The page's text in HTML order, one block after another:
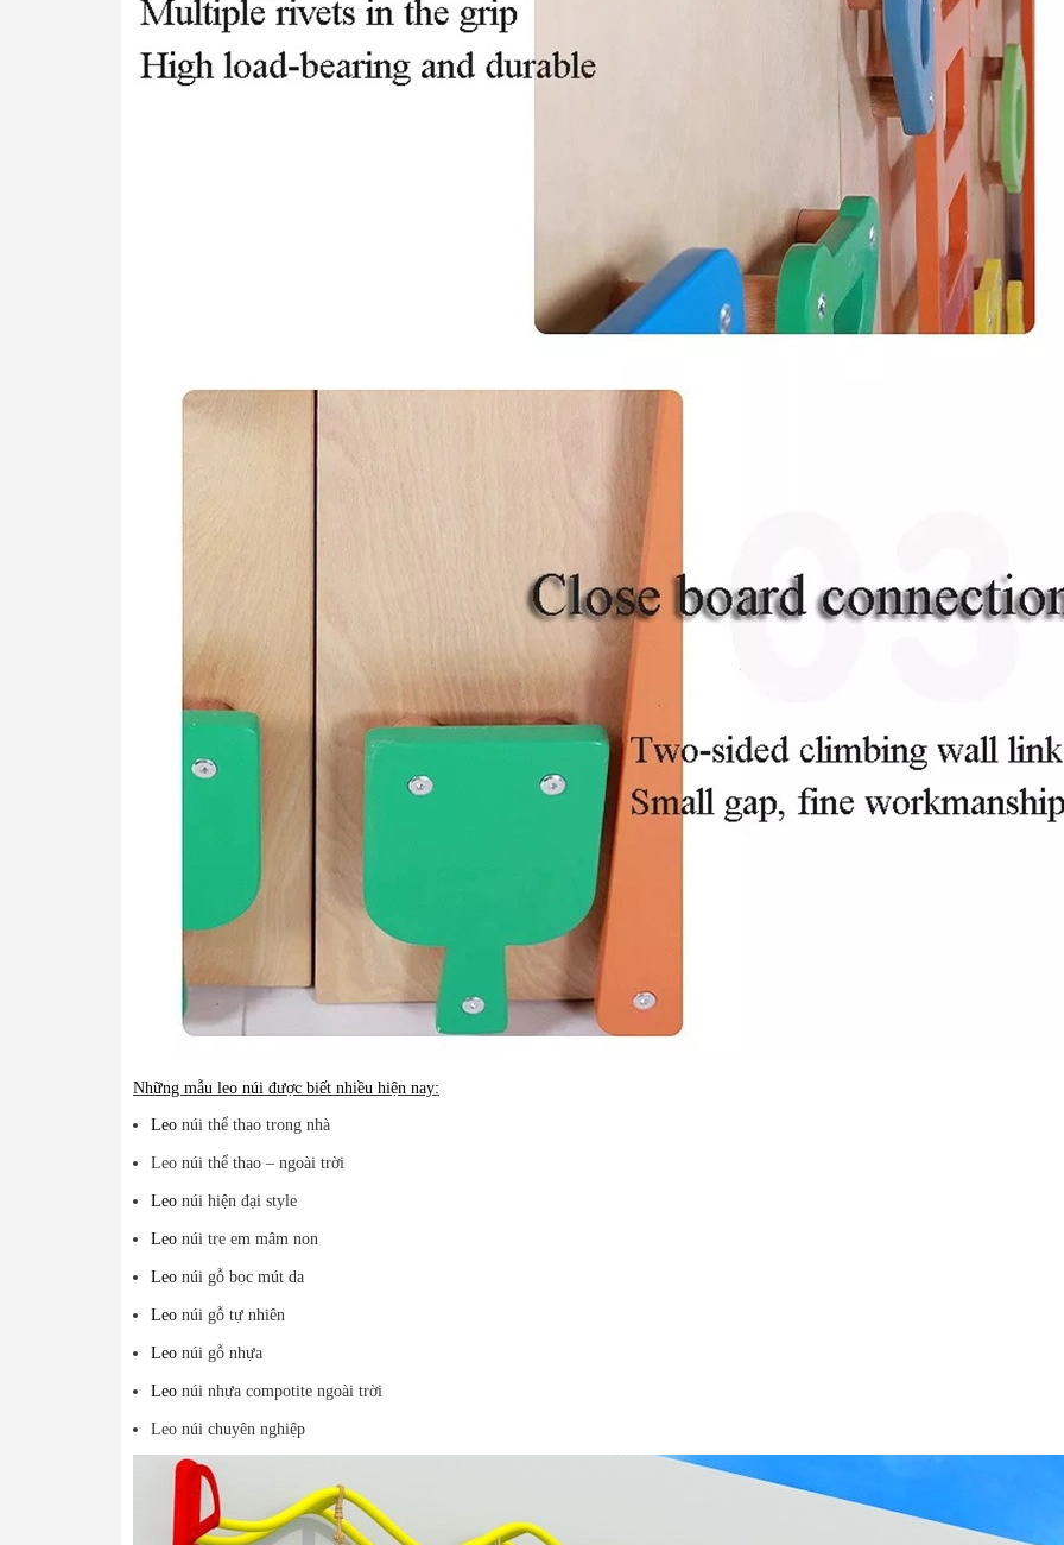
Những mẫu leo núi được biết nhiều hiện nay:
Leo núi thể thao trong nhà
Leo núi thể thao – ngoài trời
Leo núi hiện đại style
Leo núi tre em mâm non
Leo núi gỗ bọc mút da
Leo núi gỗ tự nhiên
Leo núi gỗ nhựa
Leo núi nhựa compotite ngoài trời
Leo núi chuyên nghiệp